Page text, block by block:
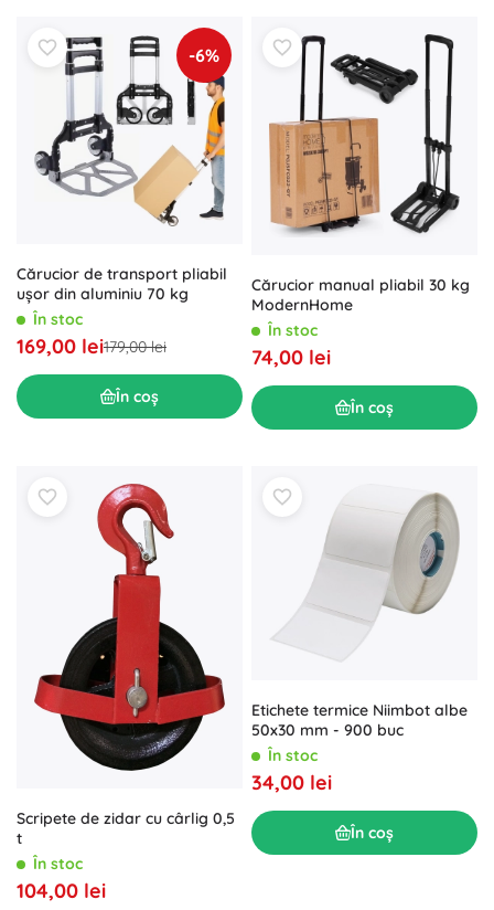
-6%
Cărucior de transport pliabil
ușor din aluminiu 70 kg
În stoc
169,00 lei179,00 lei
În coș
Cărucior manual pliabil 30 kg
ModernHome
În stoc
74,00 lei
În coș
Scripete de zidar cu cârlig 0,5
t
În stoc
104,00 lei
Etichete termice Niimbot albe
50x30 mm - 900 buc
În stoc
34,00 lei
În coș